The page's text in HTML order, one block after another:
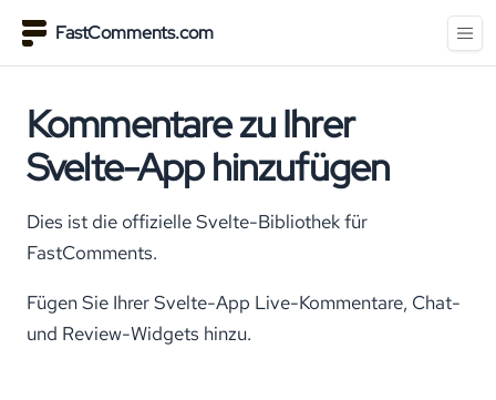
FastComments.com
Kommentare zu Ihrer
Svelte-App hinzufügen
Dies ist die offizielle Svelte-Bibliothek für
FastComments.
Fügen Sie Ihrer Svelte-App Live-Kommentare, Chat-
und Review-Widgets hinzu.